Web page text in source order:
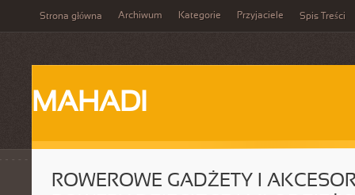
Strona główna Archiwum Kategorie Przyjaciele Spis Treści
MAHADI
ROWEROWE GADŻETY I